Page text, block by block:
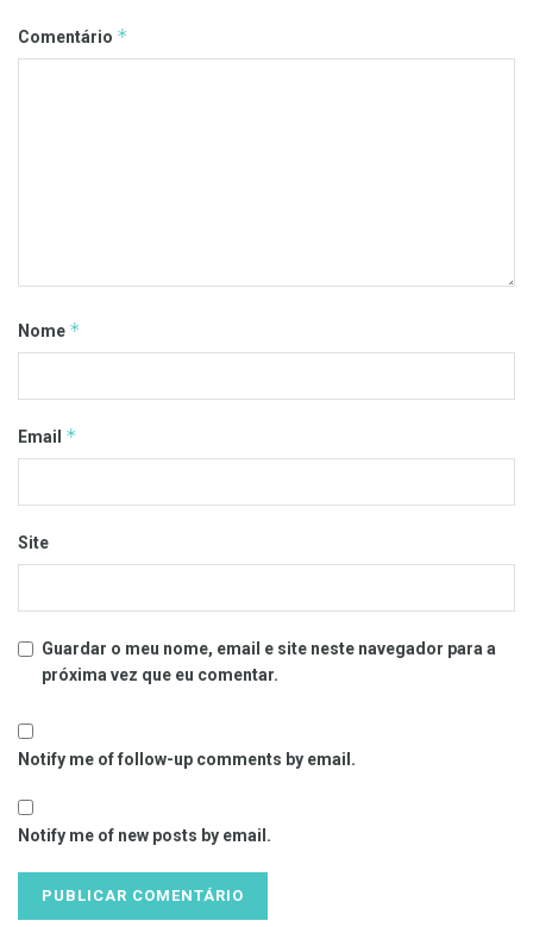
Comentário *
Nome *
Email *
Site
Guardar o meu nome, email e site neste navegador para a
próxima vez que eu comentar.
Notify me of follow-up comments by email.
Notify me of new posts by email.